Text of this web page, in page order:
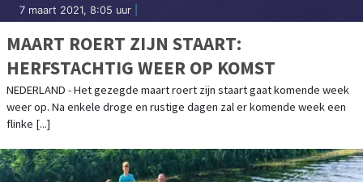
7 maart 2021, 8:05 uur
MAART ROERT ZIJN STAART:
HERFSTACHTIG WEER OP KOMST
NEDERLAND - Het gezegde maart roert zijn staart gaat komende week
weer op. Na enkele droge en rustige dagen zal er komende week een
flinke [...]